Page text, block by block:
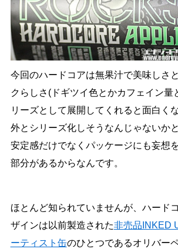
今回のハードコアは無果汁で美味しさ
クらしさ(ドギツイ色とかカフェイン量
リーズとして展開してくれると面白く
外とシリーズ化しそうなんじゃないか
安定感だけでなくパッケージにも妄想
部分があるからなんです。
ほとんど知られていませんが、ハード
ザインは以前製造された非売品INKED
ーティスト缶のひとつであるオリバー